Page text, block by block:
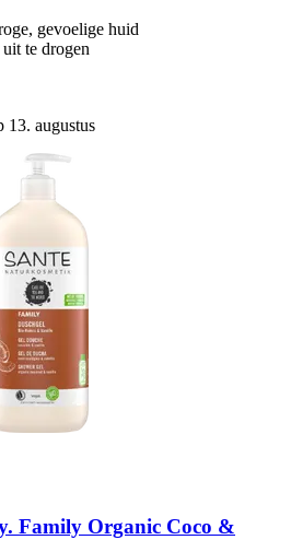
gevoelige huid
te drogen
augustus
Family Organic Coco &